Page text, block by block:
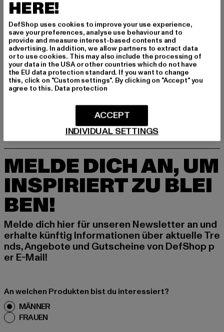
THE NORTH FACE
The North Face Royal Arch
75,20 EUR
Derzeitiger Preis: 75,20 EUR
159,99 EURAktionspreis: 159,99 EUR
THE NORTH FACE
Back-To-Berkeley IV
MELDE DICH AN, UM
INSPIRIERT ZU BLEI
BEN!
Melde dich hier für unseren Newsletter an und
erhalte künftig Informationen über aktuelle Tre
nds, Angebote und Gutscheine von DefShop p
er E-Mail!
An welchen Produkten bist du interessiert?
MÄNNER
FRAUEN
HERE!
DefShop uses cookies to improve your use experience,
save your preferences, analyse use behaviour and to
provide and measure interest-based contents and
advertising. In addition, we allow partners to extract data
or to use cookies. This may also include the processing of
your data in the USA or other countries which do not have
the EU data protection standard. If you want to change
this, click on "Custom settings". By clicking on "Accept" you
agree to this. Data protection
INDIVIDUAL SETTINGS
ACCEPT